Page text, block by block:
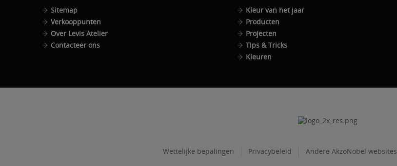
Sitemap
Verkooppunten
Over Levis Atelier
Contacteer ons
Kleur van het jaar
Producten
Projecten
Tips & Tricks
Kleuren
Wettelijke bepalingen Privacybeleid Andere AkzoNobel websites